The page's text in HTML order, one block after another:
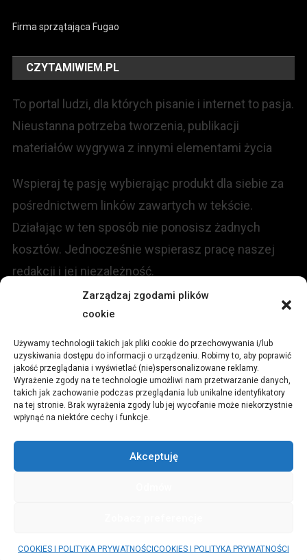
Zarządzaj zgodami plików
cookie
Używamy technologii takich jak pliki cookie do przechowywania i/lub
uzyskiwania dostępu do informacji o urządzeniu. Robimy to, aby poprawić
jakość przeglądania i wyświetlać (nie)spersonalizowane reklamy.
Wyrażenie zgody na te technologie umożliwi nam przetwarzanie danych,
takich jak zachowanie podczas przeglądania lub unikalne identyfikatory
na tej stronie. Brak wyrażenia zgody lub jej wycofanie może niekorzystnie
wpłynąć na niektóre cechy i funkcje.
Akceptuję
COOKIES I POLITYKA PRYWATNOŚCI COOKIES I POLITYKA PRYWATNOŚCI
Firma sprzątająca Fugao
CZYTAMIWIEM.PL
To portal ludzi, dla których pisanie i internet to pasja.
Nieustanna potrzeba tworzenia, publikacji
materiałów wygrywa z innymi elementami życia
Wspieraj tę pasję wybierając produkt dla siebie za
pośrednictwem linków zawartych w tekście.
Działając w ten sposób nie ponosisz żadnych
kosztów. Jednocześnie wspierasz pracę naszej
redakcji i jej niezależność.
Redakcja portalu:
ul.Stara 13, 42-600 Tarnowskie Góry
TEL:+48 509 547 822
redakcja@czytamiwiem.pl
PARTNERZY
COOKIES I POLITYKA PRYWATNOŚCI REKLAMA